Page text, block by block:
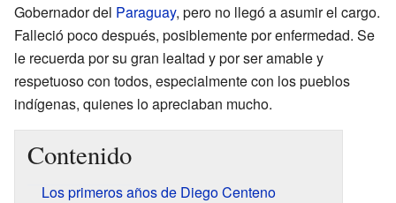
Gobernador del Paraguay, pero no llegó a asumir el cargo.
Falleció poco después, posiblemente por enfermedad. Se
le recuerda por su gran lealtad y por ser amable y
respetuoso con todos, especialmente con los pueblos
indígenas, quienes lo apreciaban mucho.
Contenido
Los primeros años de Diego Centeno